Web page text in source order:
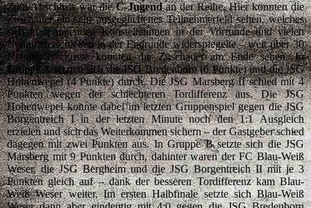
Zum Abschluss war dieC-Jugendan der Reihe. Hier konnten die
Zuschauer ein sehr ausgeglichenes Teilnehmerfeld sehen, welches
sich in spannenden Konstellationen in der Vorrunde und vielen
Neunmeterschießen in der Endrunde widerspiegelte – weit über 30
Neunmeterschüsse konnten die Zuschauer am Ende sehen. In
Gruppe A setzten sich die JSG Bredenborn (6 Punkte) und die JSG
Hohenwepel (4 Punkte) durch. Die JSG Marsberg II schied mit 4
Punkten wegen der schlechteren Tordifferenz aus. Die JSG
Hohenwepel konnte dabei im letzten Gruppenspiel gegen die JSG
Borgentreich I in der letzten Minute noch den 1:1 Ausgleich
erzielen und sich das Weiterkommen sichern – der Gastgeber schied
dagegen mit zwei Punkten aus. In Gruppe B setzte sich die JSG
Marsberg mit 9 Punkten durch, dahinter waren der FC Blau-Weiß
Weser, die JSG Bergheim und die JSG Borgentreich II mit je 3
Punkten gleich auf – dank der besseren Tordifferenz kam Blau-
Weiß Weser weiter. Im ersten Halbfinale setzte sich Blau-Weiß